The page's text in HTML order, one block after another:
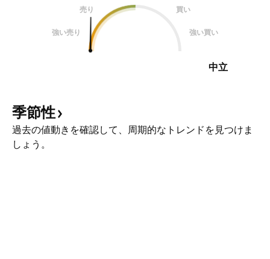
売り
買い
強い売り 強い買い
中立
季節性
過去の値動きを確認して、周期的なトレンドを見つけま
しょう。